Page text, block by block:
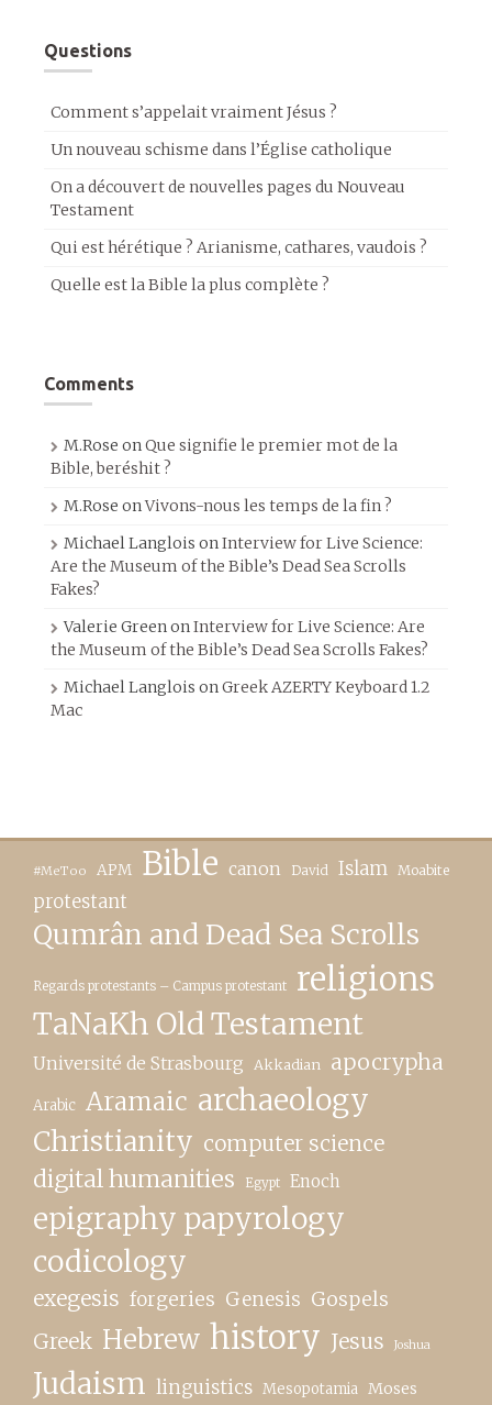
Questions
Comment s’appelait vraiment Jésus ?
Un nouveau schisme dans l’Église catholique
On a découvert de nouvelles pages du Nouveau
Testament
Qui est hérétique ? Arianisme, cathares, vaudois ?
Quelle est la Bible la plus complète ?
Comments
M.Rose onQue signifie le premier mot de la
Bible, beréshit ?
M.Rose onVivons-nous les temps de la fin ?
Michael Langlois onInterview for Live Science:
Are the Museum of the Bible’s Dead Sea Scrolls
Fakes?
Valerie GreenonInterview for Live Science: Are
the Museum of the Bible’s Dead Sea Scrolls Fakes?
Michael Langlois onGreek AZERTY Keyboard 1.2
Mac
#MeToo APM Bible canon David Islam Moabite
protestant
Qumrân and Dead Sea Scrolls
Regards protestants – Campus protestant religions
TaNaKh Old Testament
Université de Strasbourg Akkadian apocrypha
Arabic Aramaic archaeology
Christianity computer science
digital humanities Egypt Enoch
epigraphy papyrology
codicology
exegesis forgeries Genesis Gospels
Greek Hebrew history Jesus Joshua
Judaism linguistics Mesopotamia Moses